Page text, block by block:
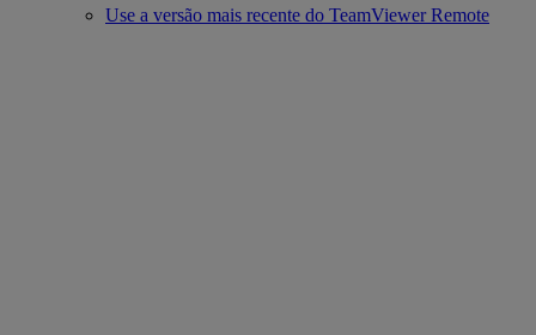
Use a versão mais recente do TeamViewer Remote